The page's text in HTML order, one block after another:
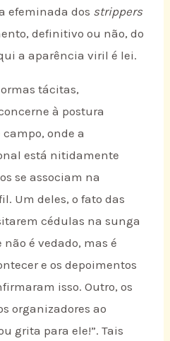
efeminada dos strippers
definitivo ou não, do
a aparência viril é lei.
tácitas,
à postura
onde a
está nitidamente
se associam na
Um deles, o fato das
cédulas na sunga
não é vedado, mas é
e os depoimentos
isso. Outro, os
organizadores ao
grita para ele!”. Tais